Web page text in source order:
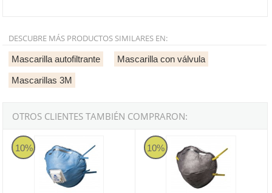
DESCUBRE MÁS PRODUCTOS SIMILARES EN:
Mascarilla autofiltrante Mascarilla con válvula
Mascarillas 3M
OTROS CLIENTES TAMBIÉN COMPRARON:
10%
Mascarilla desechable 3M 9926 con válvula FFP2 - Gases Ácidos
10%
Mascarilla desechable 3M 9913